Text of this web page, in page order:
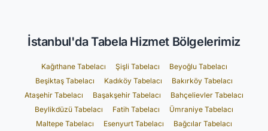
İstanbul'da Tabela Hizmet Bölgelerimiz
Kağıthane Tabelacı Şişli Tabelacı
Beyoğlu Tabelacı
Beşiktaş Tabelacı
Kadıköy Tabelacı
Bakırköy Tabelacı
Ataşehir Tabelacı
Başakşehir Tabelacı
Bahçelievler Tabelacı
Beylikdüzü Tabelacı
Fatih Tabelacı
Ümraniye Tabelacı
Maltepe Tabelacı
Esenyurt Tabelacı
Bağcılar Tabelacı